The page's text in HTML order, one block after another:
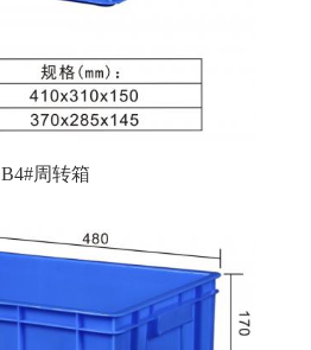
B4#周转箱